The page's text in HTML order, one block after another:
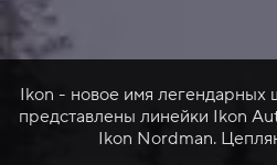
Ikon - новое имя легендарных
представлены линейки Ikon
Ikon Nordman.